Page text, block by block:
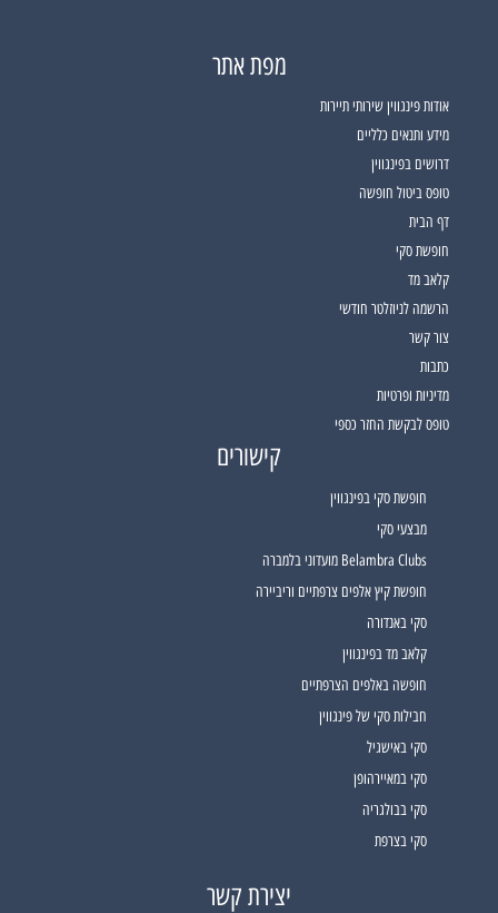
מפת אתר
אודות פינגווין שירותי תיירות
מידע ותנאים כלליים
דרושים בפינגווין
טופס ביטול חופשה
דף הבית
חופשת סקי
קלאב מד
הרשמה לניוזלטר חודשי
צור קשר
כתבות
מדיניות ופרטיות
טופס לבקשת החזר כספי
קישורים
חופשת סקי בפינגווין
מבצעי סקי
Belambra Clubs מועדוני בלמברה
חופשת קיץ אלפים צרפתיים וריביירה
סקי באנדורה
קלאב מד בפינגווין
חופשה באלפים הצרפתיים
חבילות סקי של פינגווין
סקי באישגיל
סקי במאיירהופן
סקי בבולגריה
סקי בצרפת
יצירת קשר